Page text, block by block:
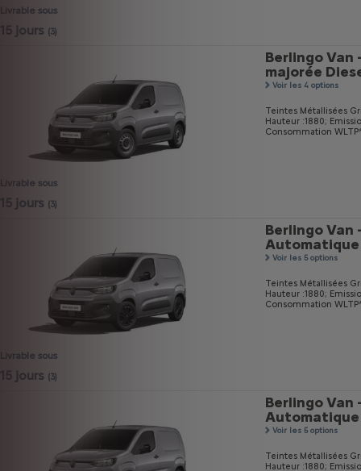
Livrable sous
15 jours (3)
Livrable sous
15 jours (3)
Berlingo Van
majorée
Voir les 4 options
Teintes Métallisées
Hauteur :1880;
Consommation
Livrable sous
15 jours (3)
Berlingo Van
Automatique
Voir les 5 options
Teintes Métallisées
Hauteur :1880;
Consommation
Berlingo Van
Automatique
Voir les 5 options
Teintes Métallisées
Hauteur :1880;